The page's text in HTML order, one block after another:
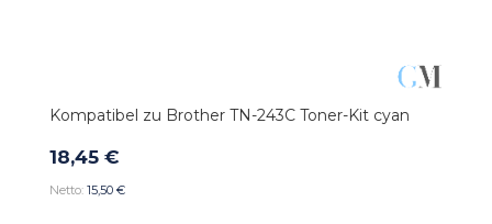
Kompatibel zu Brother TN-243C Toner-Kit cyan
18,45 €
15,50 €